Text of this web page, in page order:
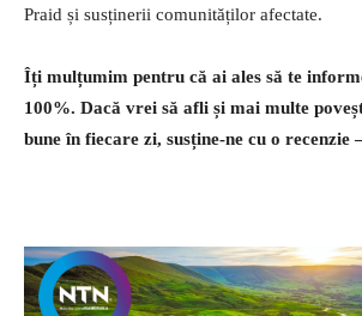
Praid și susținerii comunităților afectate.
Îți mulțumim pentru că ai ales să te
100%. Dacă vrei să afli și mai multe
bune în fiecare zi, susține-ne cu o recenzie